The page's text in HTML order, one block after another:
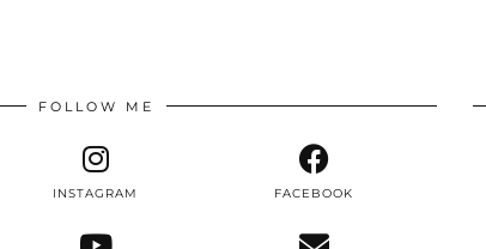
FOLLOW ME
INSTAGRAM FACEBOOK